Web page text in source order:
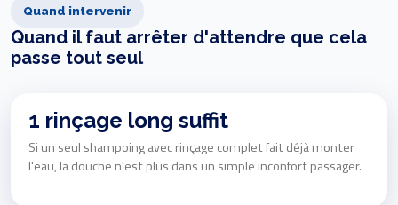
Quand intervenir
Quand il faut arrêter d'attendre que cela
passe tout seul
1 rinçage long suffit
Si un seul shampoing avec rinçage complet fait déjà monter
l'eau, la douche n'est plus dans un simple inconfort passager.